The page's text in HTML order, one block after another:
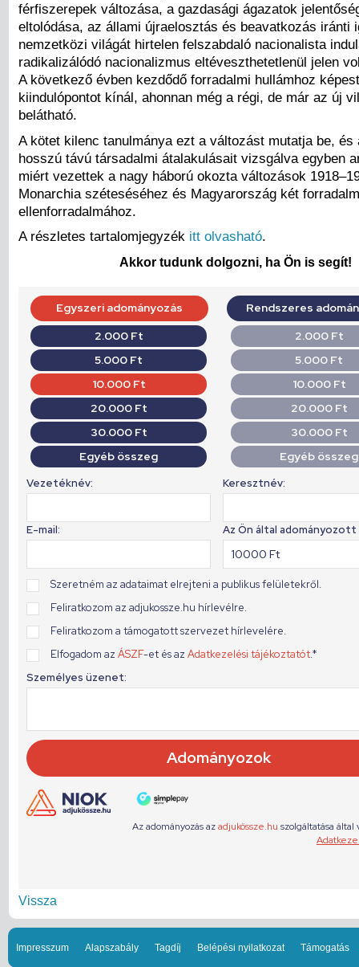
férfiszerepek változása, a gazdasági ágazatok
eltolódása, az állami újraelosztás és beavatkozás iránti
nemzetközi világát hirtelen felszabdaló nacionalista
radikalizálódó nacionalizmus eltéveszthetetlenül jelen
A következő évben kezdődő forradalmi hullámhoz
kiindulópontot kínál, ahonnan még a régi, de már az új
belátható.
A kötet kilenc tanulmánya ezt a változást mutatja be, és
hosszú távú társadalmi átalakulásait vizsgálva egyben
miért vezettek a nagy háború okozta változások
Monarchia széteséséhez és Magyarország két
ellenforradalmához.
A részletes tartalomjegyzék itt olvasható.
Akkor tudunk dolgozni, ha Ön is segít!
Vissza
Impresszum Alapszabály Tagdíj Belépési nyilatkozat Támogatás